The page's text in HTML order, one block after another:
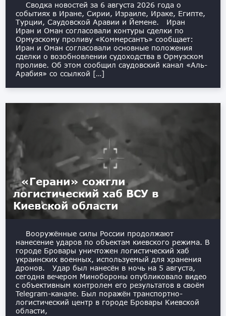
Сводка новостей за 6 августа 2026 года о
событиях в Иране, Сирии, Израиле, Ираке, Египте,
Турции, Саудовской Аравии и Йемене. Иран
Иран и Оман согласовали контуры сделки по
Ормузскому проливу «Коммерсантъ» сообщает:
Иран и Оман согласовали основные положения
сделки о возобновлении судоходства в Ормузском
проливе. Об этом сообщил саудовский канал «Аль-
Арабия» со ссылкой […]
«Герани» сожгли
логистический хаб ВСУ в
Киевской области
Вооружённые силы России продолжают
нанесение ударов по объектам киевского режима. В
городе Бровары уничтожен логистический хаб
украинских военных, используемый для хранения
дронов. Удар был нанесён в ночь на 5 августа,
сегодня вечером Минобороны опубликовало видео
с объективным контролем его результатов в своём
Telegram-канале. Был поражён транспортно-
логистический центр в городе Бровары Киевской
области,